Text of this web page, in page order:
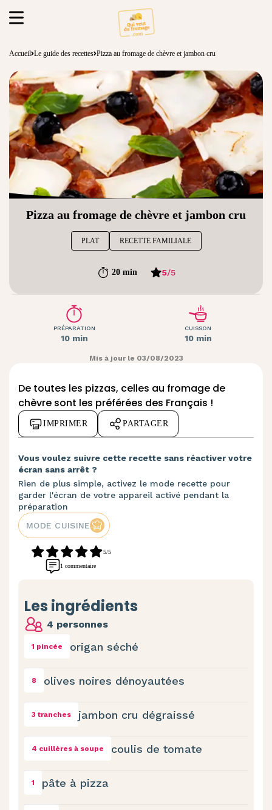
Accueil Le guide des recettes Pizza au fromage de chèvre et jambon cru
Pizza au fromage de chèvre et jambon cru
PLAT RECETTE FAMILIALE
20 min 5/5
PRÉPARATION
10 min
CUISSON
10 min
Mis à jour le 03/08/2023
De toutes les pizzas, celles au fromage de
chèvre sont les préférées des Français !
IMPRIMER PARTAGER
Vous voulez suivre cette recette sans réactiver votre
écran sans arrêt ?
Rien de plus simple, activez le mode recette pour
garder l'écran de votre appareil activé pendant la
préparation
MODE CUISINE
5/5
1 commentaire
Les ingrédients
4 personnes
1 pincée origan séché
8 olives noires dénoyautées
3 tranches jambon cru dégraissé
4 cuillères à soupe coulis de tomate
1 pâte à pizza